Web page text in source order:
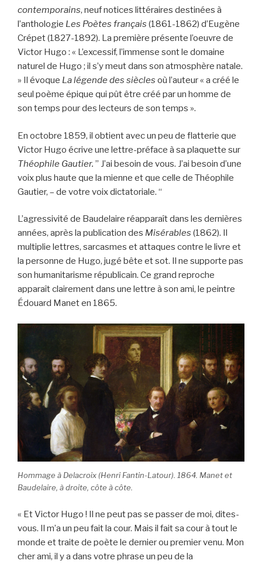
contemporains, neuf notices littéraires destinées à
l’anthologie Les Poètes français (1861-1862) d’Eugène
Crépet (1827-1892). La première présente l’oeuvre de
Victor Hugo : « L’excessif, l’immense sont le domaine
naturel de Hugo ; il s’y meut dans son atmosphère natale.
» Il évoque La légende des siècles où l’auteur « a créé le
seul poème épique qui pût être créé par un homme de
son temps pour des lecteurs de son temps ».
En octobre 1859, il obtient avec un peu de flatterie que
Victor Hugo écrive une lettre-préface à sa plaquette sur
Théophile Gautier. ” J’ai besoin de vous. J’ai besoin d’une
voix plus haute que la mienne et que celle de Théophile
Gautier, – de votre voix dictatoriale. “
L’agressivité de Baudelaire réapparaît dans les dernières
années, après la publication des Misérables (1862). Il
multiplie lettres, sarcasmes et attaques contre le livre et
la personne de Hugo, jugé bête et sot. Il ne supporte pas
son humanitarisme républicain. Ce grand reproche
apparaît clairement dans une lettre à son ami, le peintre
Édouard Manet en 1865.
Hommage à Delacroix (Henri Fantin-Latour). 1864. Manet et
Baudelaire, à droite, côte à côte.
« Et Victor Hugo ! Il ne peut pas se passer de moi, dites-
vous. Il m’a un peu fait la cour. Mais il fait sa cour à tout le
monde et traite de poète le dernier ou premier venu. Mon
cher ami, il y a dans votre phrase un peu de la